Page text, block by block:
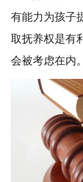
有能力为孩子
取抚养权是有
会被考虑在内。